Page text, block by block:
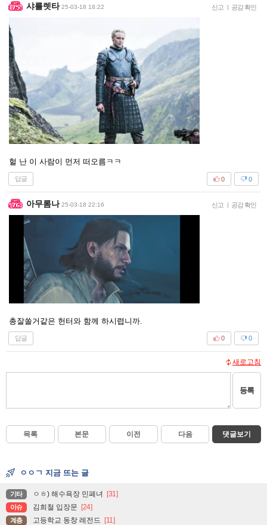
샤를렛타 25-03-18 18:22 신고 | 공감 확인
헐 난 이 사람이 먼저 떠오름ㅋㅋ
답글 0
0
아무롬나 25-03-18 22:16 신고 | 공감 확인
총잘쏠거같은 헌터와 함께 하시렵니까.
답글 0
0
새로고침
등록
목록 본문 이전 다음 댓글보기
ㅇㅇㄱ 지금 뜨는 글
기타 ㅇㅎ) 해수욕장 민폐녀 [31]
이슈 김희철 입장문 [24]
계층 고등학교 동창 레전드 [11]